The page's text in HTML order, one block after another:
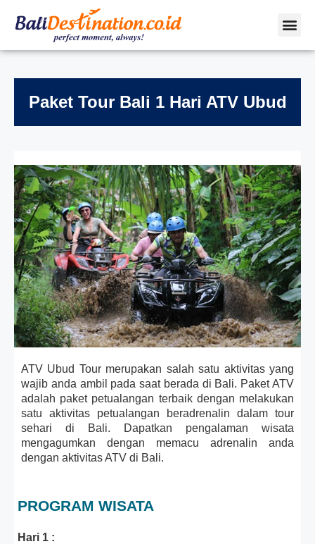
Paket Tour Bali 1 Hari ATV Ubud
ATV Ubud Tour merupakan salah satu aktivitas yang
wajib anda ambil pada saat berada di Bali. Paket ATV
adalah paket petualangan terbaik dengan melakukan
satu aktivitas petualangan beradrenalin dalam tour
sehari di Bali. Dapatkan pengalaman wisata
mengagumkan dengan memacu adrenalin anda
dengan aktivitas ATV di Bali.
PROGRAM WISATA
Hari 1 :